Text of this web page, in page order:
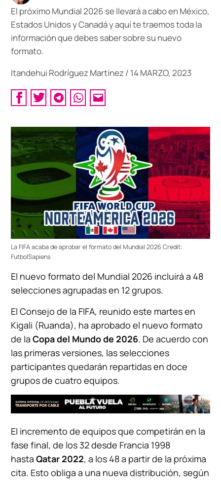
El próximo Mundial 2026 se llevará a cabo en México,
Estados Unidos y Canadá y aquí te traemos toda la
información que debes saber sobre su nuevo
formato.
Itandehui Rodríguez Martínez / 14 MARZO, 2023
La FIFA acaba de aprobar el formato del Mundial 2026Credit:
FutbolSapiens
El nuevo formato del Mundial 2026 incluirá a 48
selecciones agrupadas en 12 grupos.
El Consejo de la FIFA, reunido este martes en
Kigali (Ruanda), ha aprobado el nuevo formato
de laCopa del Mundo de 2026. De acuerdo con
las primeras versiones, las selecciones
participantes quedarán repartidas en doce
grupos de cuatro equipos.
El incremento de equipos que competirán en la
fase final, de los 32 desde Francia 1998
hastaQatar 2022, a los 48 a partir de la próxima
cita. Esto obliga a una nueva distribución, según